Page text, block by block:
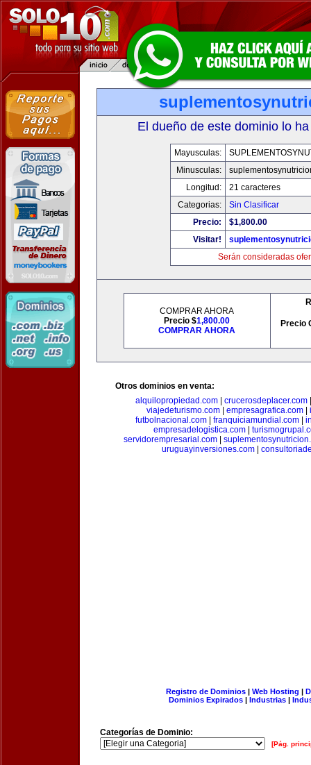
El dueño de este dominio lo
Mayusculas:
Minusculas:
Longitud:
21 caracteres
Categorias:
Sin Clasificar
Precio:
$1,800.00
Visitar!
Serán consideradas
COMPRAR AHORA
Precio $1,800.00
COMPRAR AHORA
Precio
Otros dominios en venta:
alquilopropiedad.com| crucerosdeplacer.com
viajedeturismo.com| empresagrafica.com|
futbolnacional.com
franquiciamundial.com
empresadelogistica.com
servidorempresarial.com|
uruguayinversiones.com
Registro de Dominios| Web Hosting |
Dominios Expirados | Industrias |
Categorías de Dominio:
[Pág.